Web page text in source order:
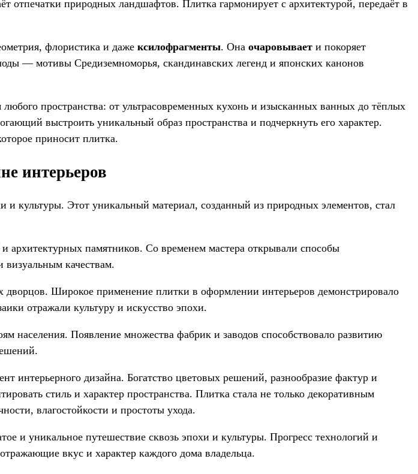
отпечатки природных ландшафтов. Плитка гармонирует с архитектурой, передаёт в
флористика и даже ксилофрагменты. Она очаровывает и покоряет
— мотивы Средиземноморья, скандинавских легенд и японских канонов
пространства: от ультрасовременных кухонь и изысканных ванных до тёплых
выстроить уникальный образ пространства и подчеркнуть его характер.
приносит плитка.
интерьеров
и культуры. Этот уникальный материал, созданный из природных элементов, стал
архитектурных памятников. Со временем мастера открывали способы
визуальным качествам.
Широкое применение плитки в оформлении интерьеров демонстрировало
отражали культуру и искусство эпохи.
Появление множества фабрик и заводов способствовало развитию
интерьерного дизайна. Богатство цветовых решений, разнообразие фактур и
стиль и характер пространства. Плитка стала не только декоративным
влагостойкости и простоты ухода.
и уникальное путешествие сквозь эпохи и культуры. Прогресс технологий и
вкус и характер каждого дома владельца.